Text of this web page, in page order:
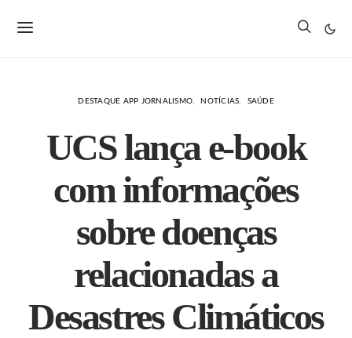
DESTAQUE APP JORNALISMO NOTÍCIAS SAÚDE
UCS lança e-book
com informações
sobre doenças
relacionadas a
Desastres Climáticos